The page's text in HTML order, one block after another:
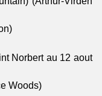
Norbert au 12 aout
Woods)